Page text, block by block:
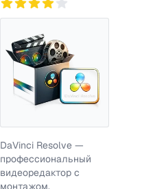
DaVinci Resolve —
профессиональный
видеоредактор с
монтажом,